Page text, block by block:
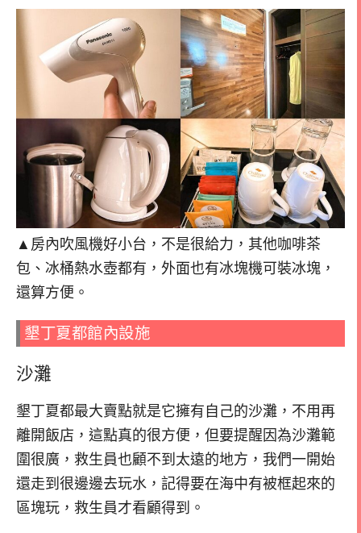
▲房內吹風機好小台，不是很給力，其他咖啡茶
包、冰桶熱水壺都有，外面也有冰塊機可裝冰塊，
還算方便。
墾丁夏都館內設施
沙灘
墾丁夏都最大賣點就是它擁有自己的沙灘，不用再
離開飯店，這點真的很方便，但要提醒因為沙灘範
圍很廣，救生員也顧不到太遠的地方，我們一開始
還走到很邊邊去玩水，記得要在海中有被框起來的
區塊玩，救生員才看顧得到。